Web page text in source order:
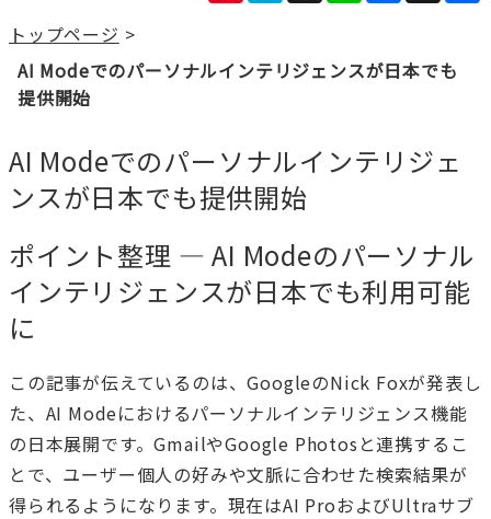
トップページ >
AI Modeでのパーソナルインテリジェンスが日本でも
提供開始
AI Modeでのパーソナルインテリジェ
ンスが日本でも提供開始
ポイント整理 — AI Modeのパーソナル
インテリジェンスが日本でも利用可能
に
この記事が伝えているのは、GoogleのNick Foxが発表し
た、AI Modeにおけるパーソナルインテリジェンス機能
の日本展開です。GmailやGoogle Photosと連携するこ
とで、ユーザー個人の好みや文脈に合わせた検索結果が
得られるようになります。現在はAI ProおよびUltraサブ